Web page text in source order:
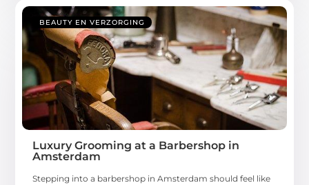
BEAUTY EN VERZORGING
Luxury Grooming at a Barbershop in
Amsterdam
Stepping into a barbershop in Amsterdam should feel like